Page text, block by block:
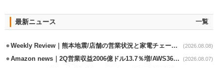
最新ニュース 一覧
Weekly Review｜熊本地震/店舗の営業状況と家電チェーンの支援策 (2026.08.08)
Amazon news｜2Q営業収益2006億ドル13.7％増/AWS36.8％％増が貢献 (2026.08.07)